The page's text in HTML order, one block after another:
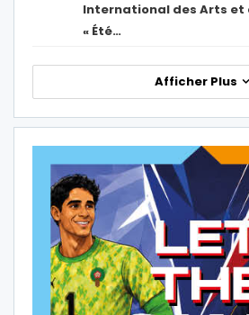
International des Arts et
« Été…
Afficher Plus